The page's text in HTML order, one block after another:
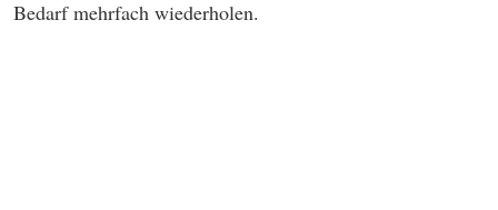
Bedarf mehrfach wiederholen.